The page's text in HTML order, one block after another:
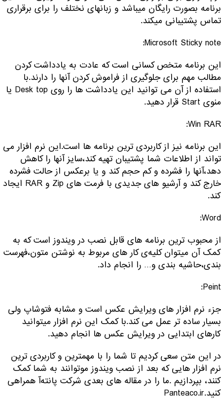
برنامه بصورت رایگان میباشد و زبانهای نختلف را برای برقراری
تماس پشتیبانی میکند.
Microsoft Sticky note:
این برنامه متخص کسانی است که عادت به یادداشت کردن
مطالب مهم برای جلوگیری از فراموش کردن آنها را دارند.با
استفاده از آن می توانید این یادداشت ها را روی Desk top یا
منوی Start قرار دهید.
Win RAR:
این برنامه نیز از کاربردی ترین برنامه ها است.این نرم افزار می
تواند از اطلاعات شما پشتیبان تهیه کند،سایز آنها را کاهش
دهد،آنها را فشرده و کم حجم کند و یا برعکس از حالت فشرده
خارج کند و آرشیو های جدیدی با فرمت های Zip و RAR ایجاد
کند.
Word:
از محبوب ترین برنامه های قابل نصب در ویندوز است که به
کمک آن میتوان کلیه‌ی کار های مربوط به نوشتن متون،فهرست
بندی،حاشیه بندی و… را انجام داد.
Peint:
جزء نرم افزار های ویرایش عکس است و مشابه فتوشاپ ولی
بسیار ساده تر عمل می کند.با کمک این نرم افزار میتوانید
کارهای ابتدایی در ویرایش عکس ها انجام دهید.
در این متن سعی کردیم تا شما را با مهمترین و کاربردی ترین
نرم افزار هایی که بعد از نصب ویندوز موتوانند به شما کمک
کنند، بپردازیم .ما را در مقاله های بعدی شرکت پانته‌آ همراهی
کنید.Panteaco.ir